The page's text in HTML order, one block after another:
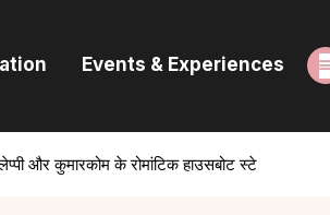
Events & Experiences
और कुमारकोम के रोमांटिक हाउसबोट स्टे